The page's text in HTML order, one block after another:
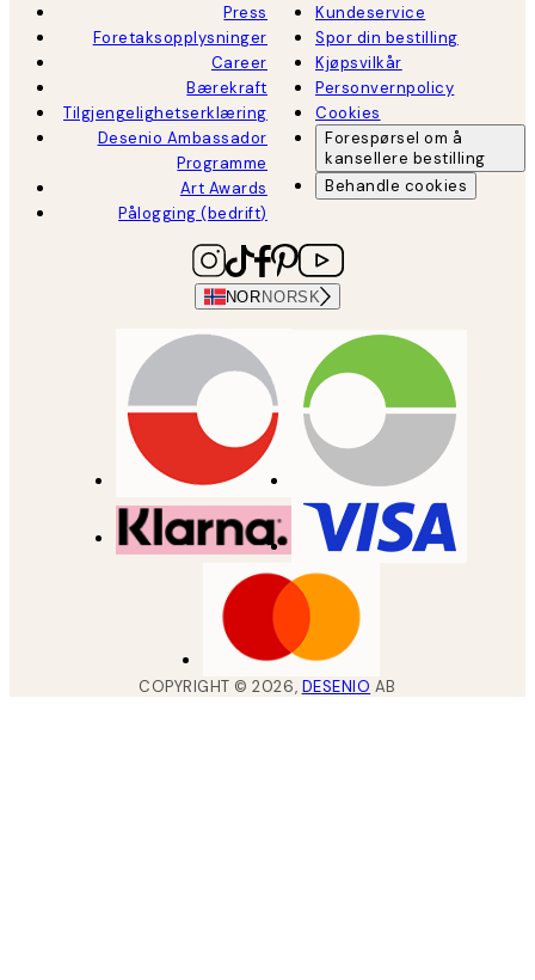
Press
Foretaksopplysninger
Career
Bærekraft
Tilgjengelighetserklæring
Desenio Ambassador
Programme
Art Awards
Pålogging (bedrift)
Kundeservice
Spor din bestilling
Kjøpsvilkår
Personvernpolicy
Cookies
Forespørsel om å
kansellere bestilling
Behandle cookies
NOR NORSK
COPYRIGHT ©2026, DESENIO AB